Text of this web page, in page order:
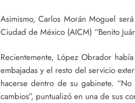
Asimismo, Carlos Morán Moguel
Ciudad de México (AICM) “Benito
Recientemente, López Obrador
embajadas y el resto del servicio
hacerse dentro de su gabinete.
cambios”, puntualizó en una de sus